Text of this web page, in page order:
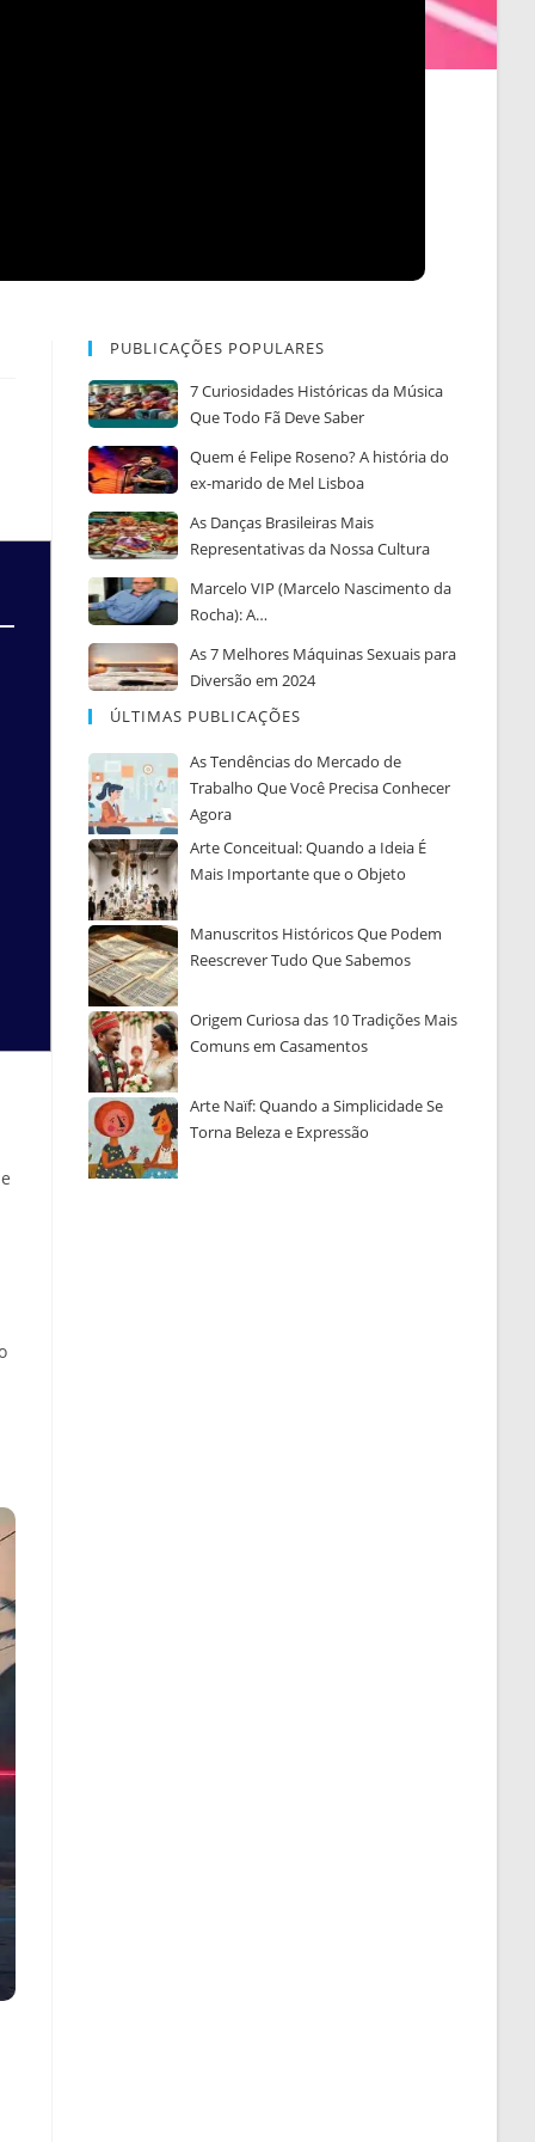
PUBLICAÇÕES POPULARES
7 Curiosidades Históricas da Música
Que Todo Fã Deve Saber
Quem é Felipe Roseno? A história do
ex-marido de Mel Lisboa
As Danças Brasileiras Mais
Representativas da Nossa Cultura
Marcelo VIP (Marcelo Nascimento da
Rocha): A…
As 7 Melhores Máquinas Sexuais para
Diversão em 2024
ÚLTIMAS PUBLICAÇÕES
As Tendências do Mercado de
Trabalho Que Você Precisa Conhecer
Agora
Arte Conceitual: Quando a Ideia É
Mais Importante que o Objeto
Manuscritos Históricos Que Podem
Reescrever Tudo Que Sabemos
Origem Curiosa das 10 Tradições Mais
Comuns em Casamentos
Arte Naïf: Quando a Simplicidade Se
Torna Beleza e Expressão